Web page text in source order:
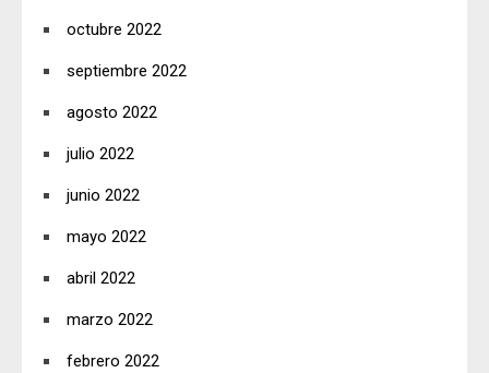
octubre 2022
septiembre 2022
agosto 2022
julio 2022
junio 2022
mayo 2022
abril 2022
marzo 2022
febrero 2022